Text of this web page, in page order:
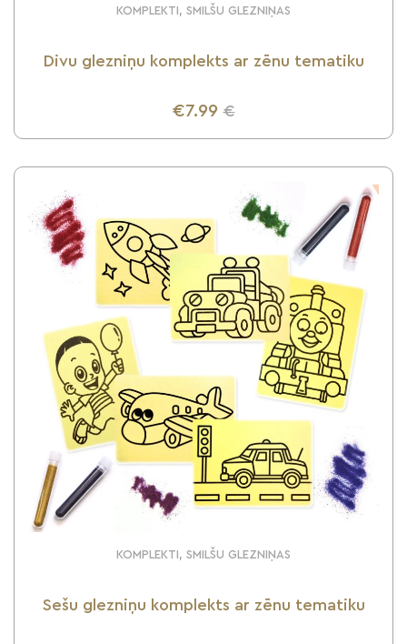
KOMPLEKTI, SMILŠU GLEZNIŅAS
Divu glezniņu komplekts ar zēnu tematiku
€7.99 €
UZZINI VAIRĀK
KOMPLEKTI, SMILŠU GLEZNIŅAS
Sešu glezniņu komplekts ar zēnu tematiku